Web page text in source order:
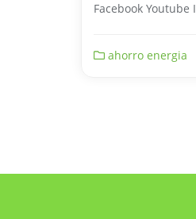
Facebook Youtube
ahorro energia